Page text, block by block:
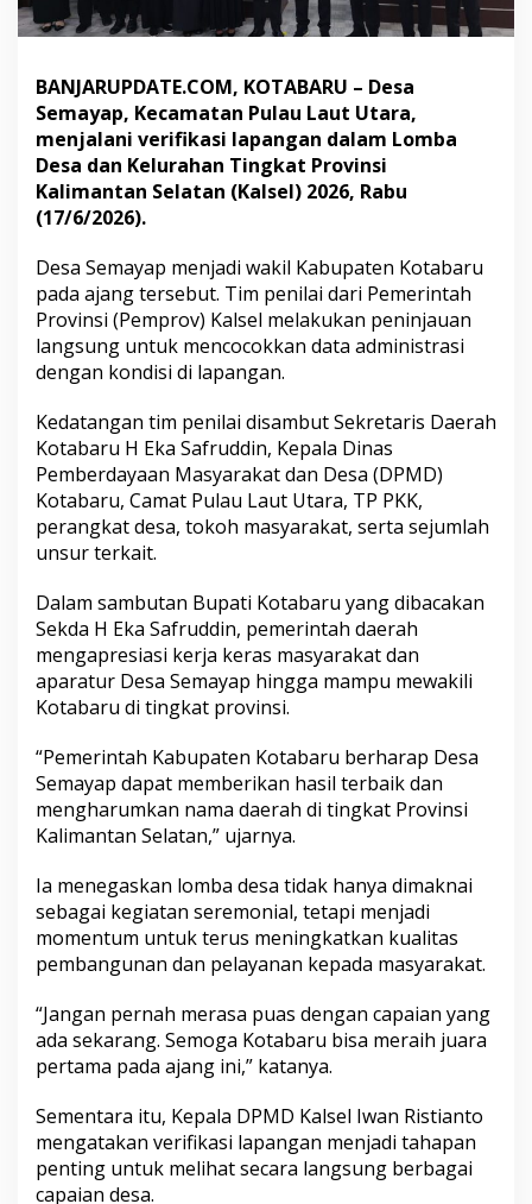
a
y
p
K
o
t
a
b
A
d
u
n
o
a
s
d
i
L
b
a
D
e
s
a
2
2
6
BANJARUPDATE.COM, KOTABARU – Desa
Semayap, Kecamatan Pulau Laut Utara,
menjalani verifikasi lapangan dalam Lomba
Desa dan Kelurahan Tingkat Provinsi
Kalimantan Selatan (Kalsel) 2026, Rabu
(17/6/2026).
Desa Semayap menjadi wakil Kabupaten Kotabaru
pada ajang tersebut. Tim penilai dari Pemerintah
Provinsi (Pemprov) Kalsel melakukan peninjauan
langsung untuk mencocokkan data administrasi
dengan kondisi di lapangan.
Kedatangan tim penilai disambut Sekretaris Daerah
Kotabaru H Eka Safruddin, Kepala Dinas
Pemberdayaan Masyarakat dan Desa (DPMD)
Kotabaru, Camat Pulau Laut Utara, TP PKK,
perangkat desa, tokoh masyarakat, serta sejumlah
unsur terkait.
Dalam sambutan Bupati Kotabaru yang dibacakan
Sekda H Eka Safruddin, pemerintah daerah
mengapresiasi kerja keras masyarakat dan
aparatur Desa Semayap hingga mampu mewakili
Kotabaru di tingkat provinsi.
“Pemerintah Kabupaten Kotabaru berharap Desa
Semayap dapat memberikan hasil terbaik dan
mengharumkan nama daerah di tingkat Provinsi
Kalimantan Selatan,” ujarnya.
Ia menegaskan lomba desa tidak hanya dimaknai
sebagai kegiatan seremonial, tetapi menjadi
momentum untuk terus meningkatkan kualitas
pembangunan dan pelayanan kepada masyarakat.
“Jangan pernah merasa puas dengan capaian yang
ada sekarang. Semoga Kotabaru bisa meraih juara
pertama pada ajang ini,” katanya.
Sementara itu, Kepala DPMD Kalsel Iwan Ristianto
mengatakan verifikasi lapangan menjadi tahapan
penting untuk melihat secara langsung berbagai
capaian desa.